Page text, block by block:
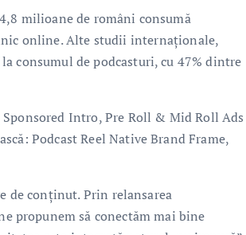
milioane de români consumă
online. Alte studii internaționale,
consumul de podcasturi, cu 47% dintre
Intro, Pre Roll & Mid Roll Ads
Podcast Reel Native Brand Frame,
de conținut. Prin relansarea
propunem să conectăm mai bine